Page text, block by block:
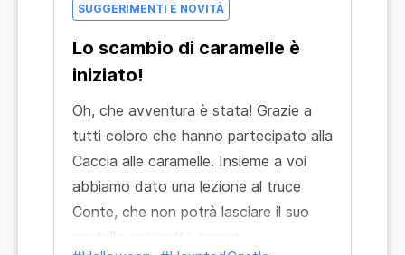
SUGGERIMENTI E NOVITÀ
Lo scambio di caramelle è
iniziato!
Oh, che avventura è stata! Grazie a
tutti coloro che hanno partecipato alla
Caccia alle caramelle. Insieme a voi
abbiamo dato una lezione al truce
Conte, che non potrà lasciare il suo
castello per molto tempo.